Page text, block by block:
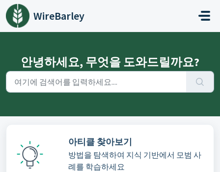
주요 콘텐츠로 건너뛰기
WireBarley
안녕하세요, 무엇을 도와드릴까요?
아티클 찾아보기
방법을 탐색하여 지식 기반에서 모범 사
례를 학습하세요